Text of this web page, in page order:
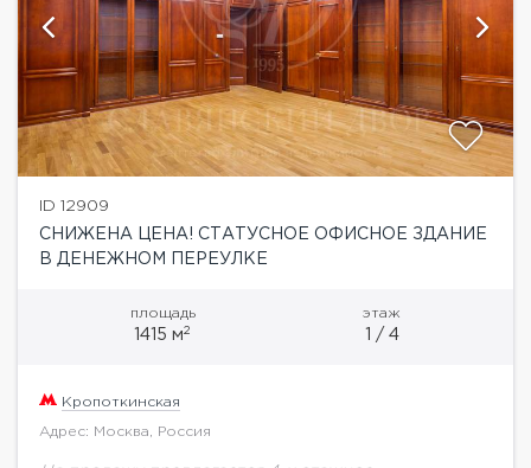
ID 12909
СНИЖЕНА ЦЕНА! СТАТУСНОЕ ОФИСНОЕ ЗДАНИЕ
В ДЕНЕЖНОМ ПЕРЕУЛКЕ
площадь
1415 м2
этаж
1 / 4
Кропоткинская
Адрес: Москва, Россия